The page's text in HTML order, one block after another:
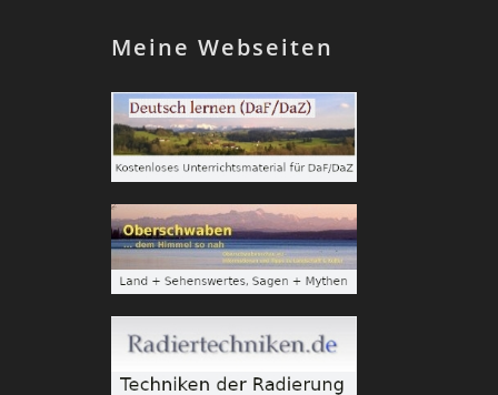
Meine Webseiten